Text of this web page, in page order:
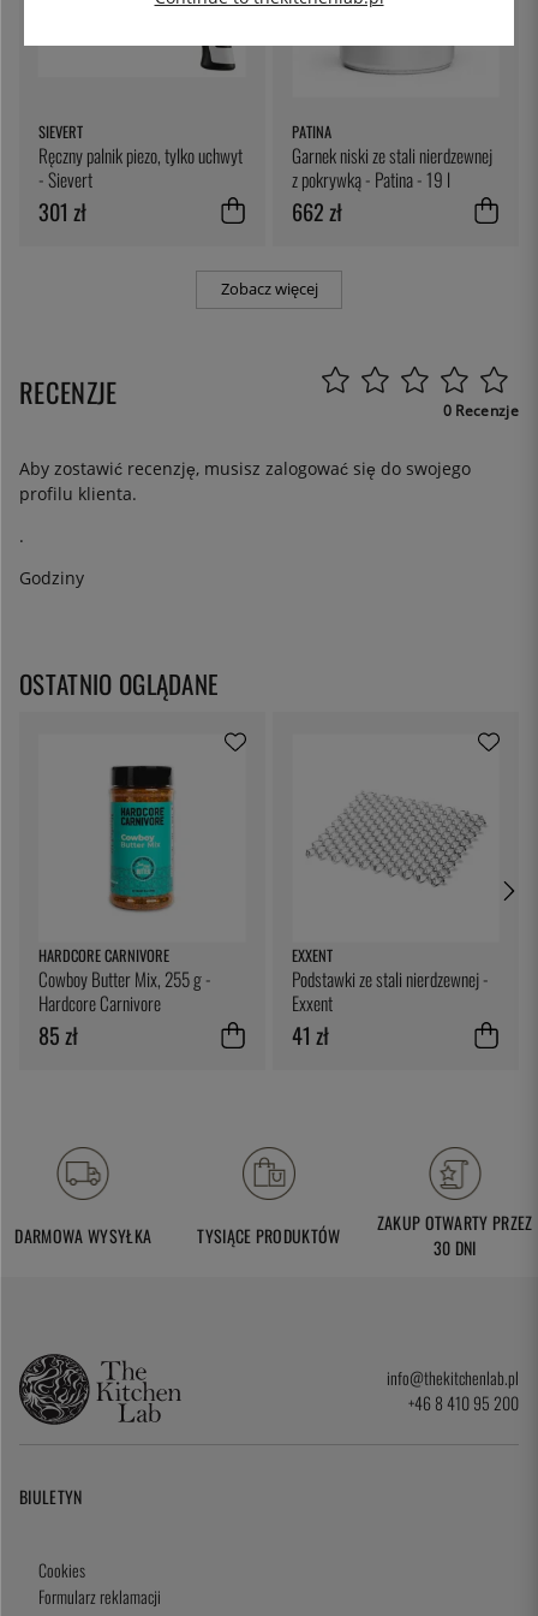
SIEVERT
Ręczny palnik piezo, tylko uchwyt
- Sievert
301 zł
PATINA
Garnek niski ze stali nierdzewnej
z pokrywką - Patina - 19 l
662 zł
Zobacz więcej
RECENZJE 0 Recenzje
Aby zostawić recenzję, musisz zalogować się do swojego
profilu klienta.
.
Godziny
OSTATNIO OGLĄDANE
HARDCORE CARNIVORE
Cowboy Butter Mix, 255 g -
Hardcore Carnivore
85 zł
EXXENT
Podstawki ze stali nierdzewnej -
Exxent
41 zł
DARMOWA WYSYŁKA TYSIĄCE PRODUKTÓW
ZAKUP OTWARTY PRZEZ
30 DNI
info@thekitchenlab.pl
+46 8 410 95 200
BIULETYN
Cookies
Formularz reklamacji